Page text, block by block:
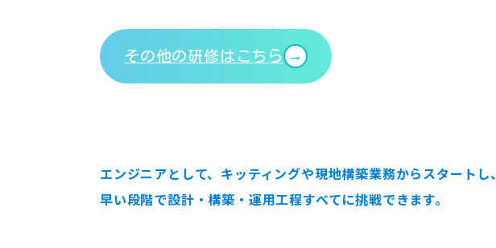
その他の研修はこちら
エンジニアとして、キッティングや現地構築業務からスタートし、
早い段階で設計・構築・運用工程すべてに挑戦できます。